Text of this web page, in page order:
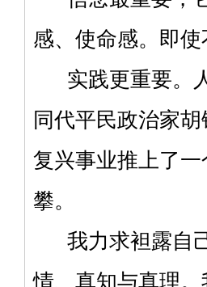
感、使命感。即
实践更重要。人
同代平民政治家
复兴事业推上了
攀。
我力求袒露自己
情、真知与真理